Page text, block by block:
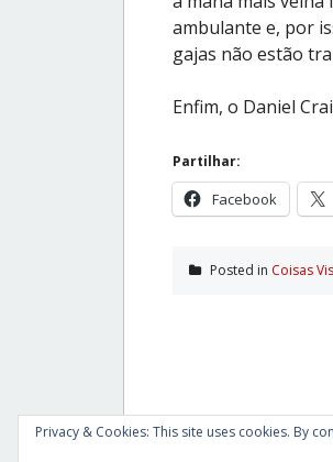
ambulante e, por
gajas não estão
Enfim, o Daniel
Partilhar:
Facebook
Posted in Coisas
Privacy & Cookies: This site uses cookies. By